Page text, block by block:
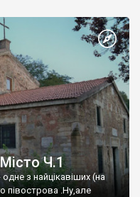
Ч.1
з найцікавіших (на
півострова .Ну,але